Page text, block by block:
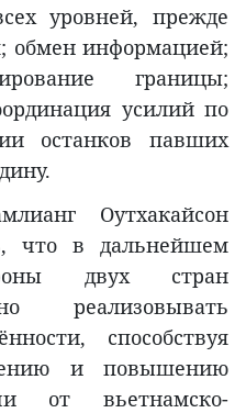
уровней, прежде
обмен информацией;
границы;
усилий по
останков павших
Оутхакайсон
что в дальнейшем
двух стран
реализовывать
способствуя
и повышению
от вьетнамско-